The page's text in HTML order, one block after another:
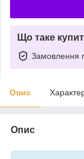
Що таке
Замовлення
Опис
Опис